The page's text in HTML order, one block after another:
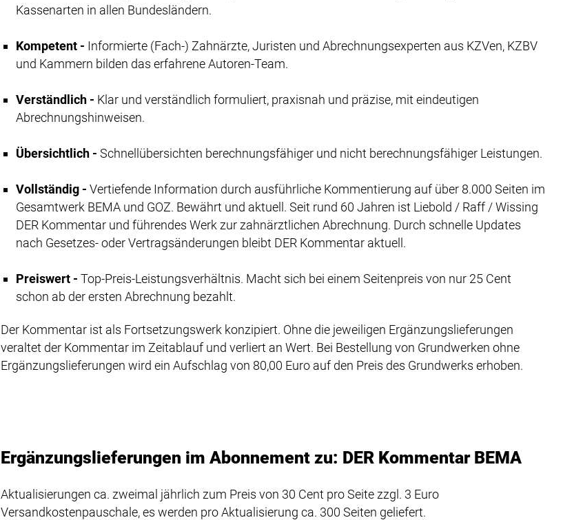
Kassenarten in allen Bundesländern.
Kompetent - Informierte (Fach-) Zahnärzte, Juristen und Abrechnungsexperten aus KZVen, KZBV
und Kammern bilden das erfahrene Autoren-Team.
Verständlich - Klar und verständlich formuliert, praxisnah und präzise, mit eindeutigen
Abrechnungshinweisen.
Übersichtlich -Schnellübersichten berechnungsfähiger und nicht berechnungsfähiger Leistungen.
Vollständig -Vertiefende Information durch ausführliche Kommentierung auf über 8.000 Seiten im
Gesamtwerk BEMA und GOZ. Bewährt und aktuell. Seit rund 60 Jahren ist Liebold / Raff / Wissing
DER Kommentar und führendes Werk zur zahnärztlichen Abrechnung. Durch schnelle Updates
nach Gesetzes- oder Vertragsänderungen bleibt DER Kommentar aktuell.
Preiswert -Top-Preis-Leistungsverhältnis. Macht sich bei einem Seitenpreis von nur 25 Cent
schon ab der ersten Abrechnung bezahlt.
Der Kommentar ist als Fortsetzungswerk konzipiert. Ohne die jeweiligen Ergänzungslieferungen
veraltet der Kommentar im Zeitablauf und verliert an Wert. Bei Bestellung von Grundwerken ohne
Ergänzungslieferungen wird ein Aufschlag von 80,00 Euro auf den Preis des Grundwerks erhoben.
Ergänzungslieferungen im Abonnement zu: DER Kommentar BEMA
Aktualisierungen ca. zweimal jährlich zum Preis von 30 Cent pro Seite zzgl. 3 Euro
Versandkostenpauschale, es werden pro Aktualisierung ca. 300 Seiten geliefert.